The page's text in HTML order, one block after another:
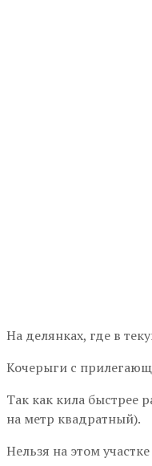
На делянках, где в
Кочерыги с
Так как кила быстрее
на метр квадратный).
Нельзя на этом